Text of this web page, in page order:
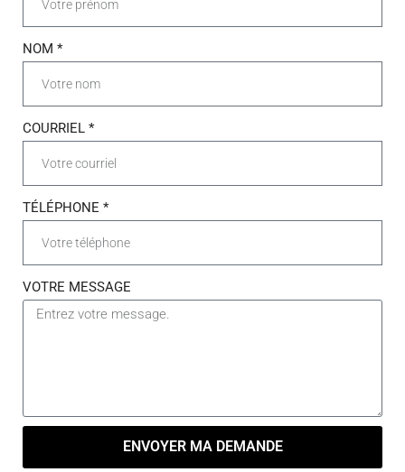
NOM *
COURRIEL *
TÉLÉPHONE *
VOTRE MESSAGE
ENVOYER MA DEMANDE